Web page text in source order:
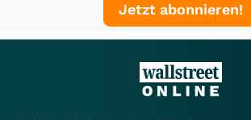
Jetzt abonnieren!